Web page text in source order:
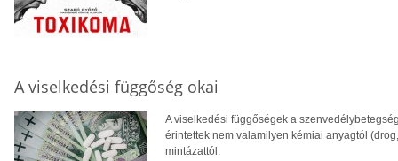
A viselkedési függőség okai
A viselkedési függőségek a
érintettek nem valamilyen kémiai anyagtól
mintázattól.